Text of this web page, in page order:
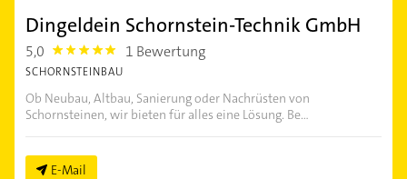
Dingeldein Schornstein-Technik GmbH
5,0 5.0 1 Bewertung
SCHORNSTEINBAU
Ob Neubau, Altbau, Sanierung oder Nachrüsten von
Schornsteinen, wir bieten für alles eine Lösung. Be...
E-Mail